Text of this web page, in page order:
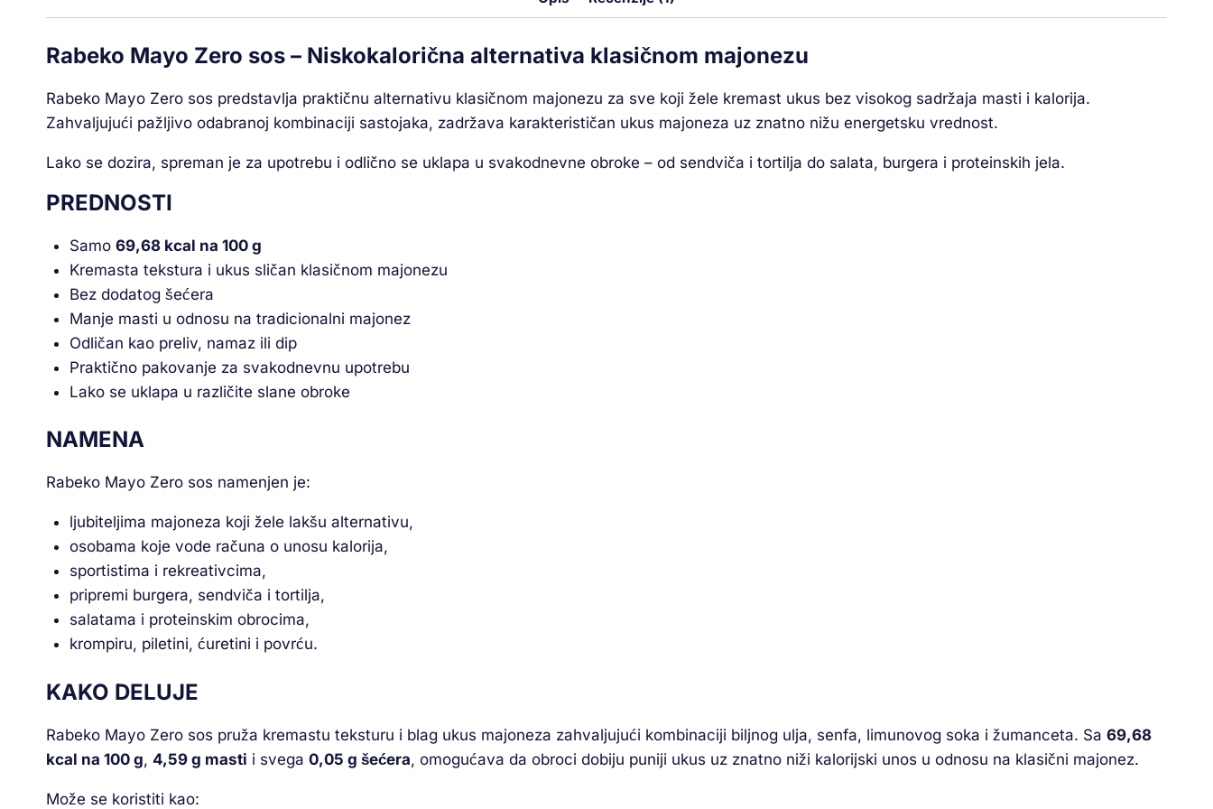
Rabeko Mayo Zero sos – Niskokalorična alternativa klasičnom majonezu
Rabeko Mayo Zero sos predstavlja praktičnu alternativu klasičnom majonezu za sve koji žele kremast ukus bez visokog sadržaja masti i kalorija.
Zahvaljujući pažljivo odabranoj kombinaciji sastojaka, zadržava karakterističan ukus majoneza uz znatno nižu energetsku vrednost.
Lako se dozira, spreman je za upotrebu i odlično se uklapa u svakodnevne obroke – od sendviča i tortilja do salata, burgera i proteinskih jela.
PREDNOSTI
Samo 69,68 kcal na 100 g
Kremasta tekstura i ukus sličan klasičnom majonezu
Bez dodatog šećera
Manje masti u odnosu na tradicionalni majonez
Odličan kao preliv, namaz ili dip
Praktično pakovanje za svakodnevnu upotrebu
Lako se uklapa u različite slane obroke
NAMENA
Rabeko Mayo Zero sos namenjen je:
ljubiteljima majoneza koji žele lakšu alternativu,
osobama koje vode računa o unosu kalorija,
sportistima i rekreativcima,
pripremi burgera, sendviča i tortilja,
salatama i proteinskim obrocima,
krompiru, piletini, ćuretini i povrću.
KAKO DELUJE
Rabeko Mayo Zero sos pruža kremastu teksturu i blag ukus majoneza zahvaljujući kombinaciji biljnog ulja, senfa, limunovog soka i žumanceta. Sa 69,68
kcal na 100 g, 4,59 g masti i svega 0,05 g šećera, omogućava da obroci dobiju puniji ukus uz znatno niži kalorijski unos u odnosu na klasični majonez.
Može se koristiti kao: